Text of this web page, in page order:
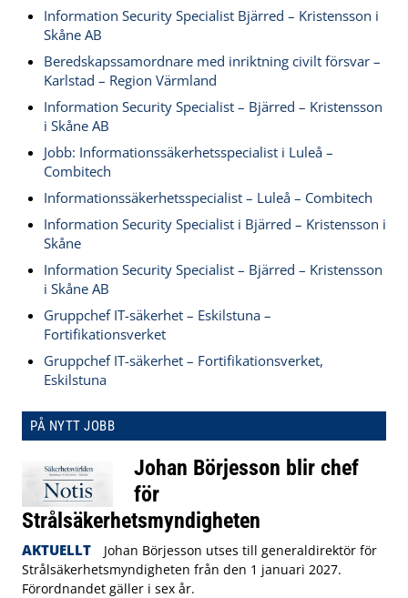
Information Security Specialist Bjärred – Kristensson i
Skåne AB
Beredskapssamordnare med inriktning civilt försvar –
Karlstad – Region Värmland
Information Security Specialist – Bjärred – Kristensson
i Skåne AB
Jobb: Informationssäkerhetsspecialist i Luleå –
Combitech
Informationssäkerhetsspecialist – Luleå – Combitech
Information Security Specialist i Bjärred – Kristensson i
Skåne
Information Security Specialist – Bjärred – Kristensson
i Skåne AB
Gruppchef IT-säkerhet – Eskilstuna –
Fortifikationsverket
Gruppchef IT-säkerhet – Fortifikationsverket,
Eskilstuna
PÅ NYTT JOBB
Johan Börjesson blir chef
för
Strålsäkerhetsmyndigheten
AKTUELLT
Johan Börjesson utses till generaldirektör för
Strålsäkerhetsmyndigheten från den 1 januari 2027.
Förordnandet gäller i sex år.